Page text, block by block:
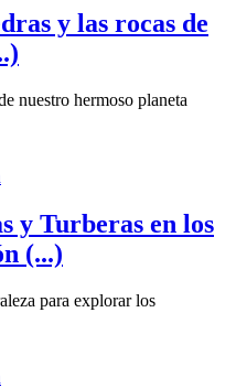
y las rocas de
nuestro hermoso planeta
y Turberas en los
(...)
para explorar los